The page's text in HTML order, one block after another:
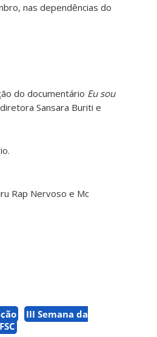
nas dependências do
do documentário Eu sou
Sansara Buriti e
Rap Nervoso e Mc
III Semana da